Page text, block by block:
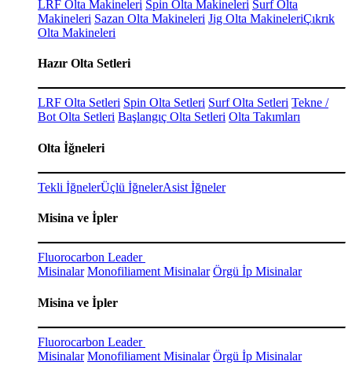
LRF Olta Makineleri Spin Olta Makineleri Surf Olta
Makineleri Sazan Olta Makineleri Jig Olta MakineleriÇıkrık
Olta Makineleri
Hazır Olta Setleri
LRF Olta Setleri Spin Olta Setleri Surf Olta Setleri Tekne /
Bot Olta Setleri Başlangıç Olta Setleri Olta Takımları
Olta İğneleri
Tekli İğnelerÜçlü İğnelerAsist İğneler
Misina ve İpler
Fluorocarbon Leader
Misinalar Monofiliament Misinalar Örgü İp Misinalar
Misina ve İpler
Fluorocarbon Leader
Misinalar Monofiliament Misinalar Örgü İp Misinalar